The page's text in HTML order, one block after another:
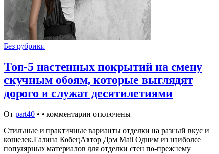
Без рубрики
Топ-5 настенных покрытий на смену
скучным обоям, которые выглядят
дорого и служат десятилетиями
От part40 • • комментарии отключены
Стильные и практичные варианты отделки на разный вкус и
кошелек.Галина КобецАвтор Дом Mail Одним из наиболее
популярных материалов для отделки стен по-прежнему